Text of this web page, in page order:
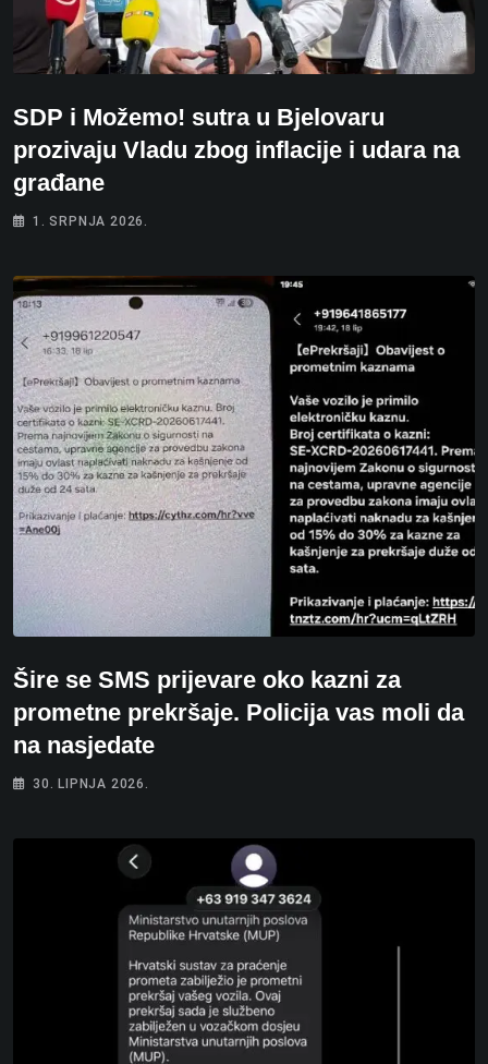
SDP i Možemo! sutra u Bjelovaru
prozivaju Vladu zbog inflacije i udara na
građane
1. SRPNJA 2026.
Šire se SMS prijevare oko kazni za
prometne prekršaje. Policija vas moli da
na nasjedate
30. LIPNJA 2026.